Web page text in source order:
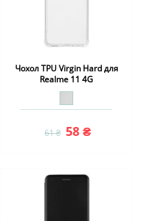
Чохол TPU Virgin Hard для
Realme 11 4G
61 ₴ 58 ₴